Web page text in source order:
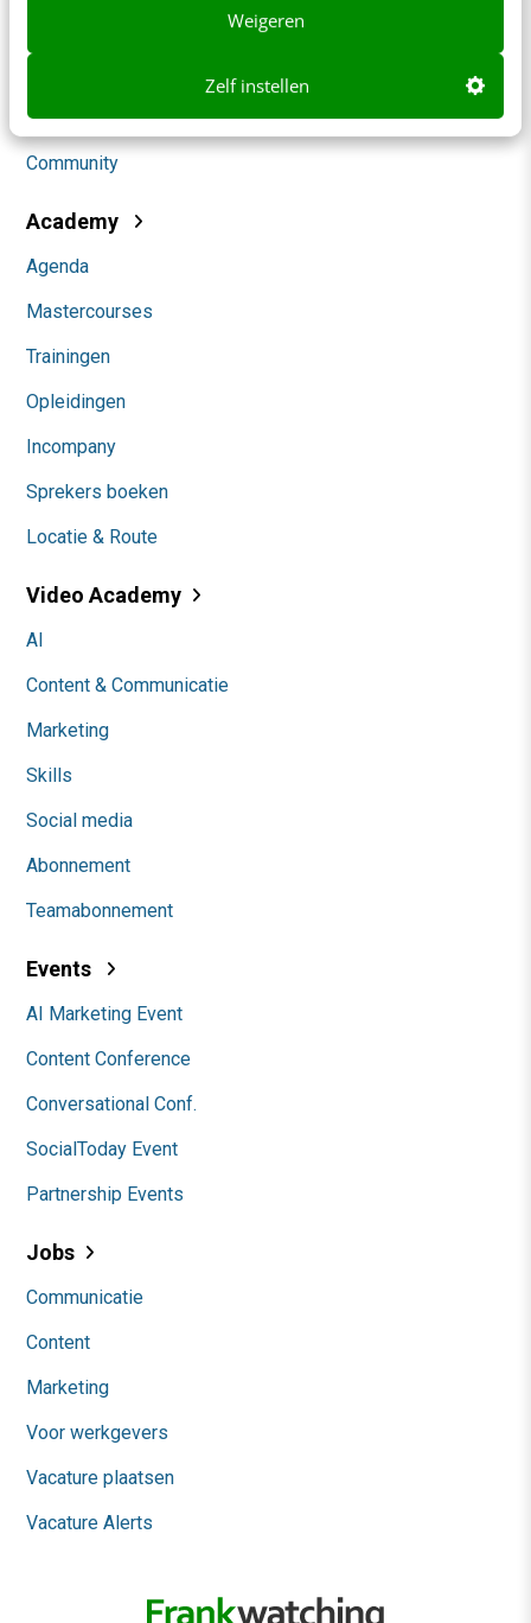
Weigeren
Zelf instellen
Themanieuwsbrieven
Community
Academy
Agenda
Mastercourses
Trainingen
Opleidingen
Incompany
Sprekers boeken
Locatie & Route
Video Academy
AI
Content & Communicatie
Marketing
Skills
Social media
Abonnement
Teamabonnement
Events
AI Marketing Event
Content Conference
Conversational Conf.
SocialToday Event
Partnership Events
Jobs
Communicatie
Content
Marketing
Voor werkgevers
Vacature plaatsen
Vacature Alerts